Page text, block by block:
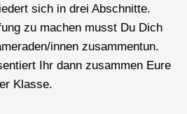
sich in drei Abschnitte.
zu machen musst Du Dich
innen zusammentun.
Ihr dann zusammen Eure
Klasse.